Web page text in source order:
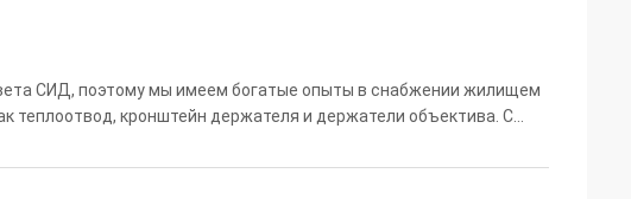
СИД, поэтому мы имеем богатые опыты в снабжении жилищем
теплоотвод, кронштейн держателя и держатели объектива. С